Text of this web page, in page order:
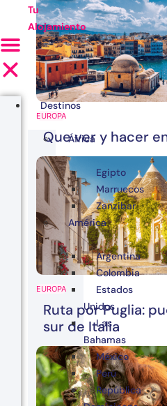
EUROPA
Que ver y hacer
EUROPA
Ruta por Puglia:
sur de Italia
Tu
Alojamiento
Destinos
África
Egipto
Marruecos
Zanzibar
América
Argentina
Colombia
Estados
Unidos
Las
Bahamas
México
Perú
República